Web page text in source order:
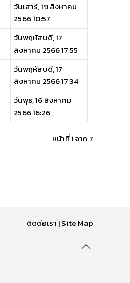
วันเสาร์, 19 สิงหาคม
2566 10:57
วันพฤหัสบดี, 17
สิงหาคม 2566 17:55
วันพฤหัสบดี, 17
สิงหาคม 2566 17:34
วันพุธ, 16 สิงหาคม
2566 16:26
หน้าที่ 1 จาก 7
ติดต่อเรา |Site Map